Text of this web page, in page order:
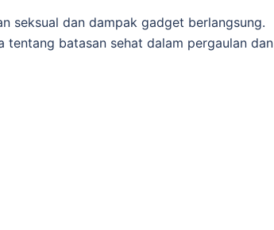
seksual dan dampak gadget berlangsung.
tentang batasan sehat dalam pergaulan dan